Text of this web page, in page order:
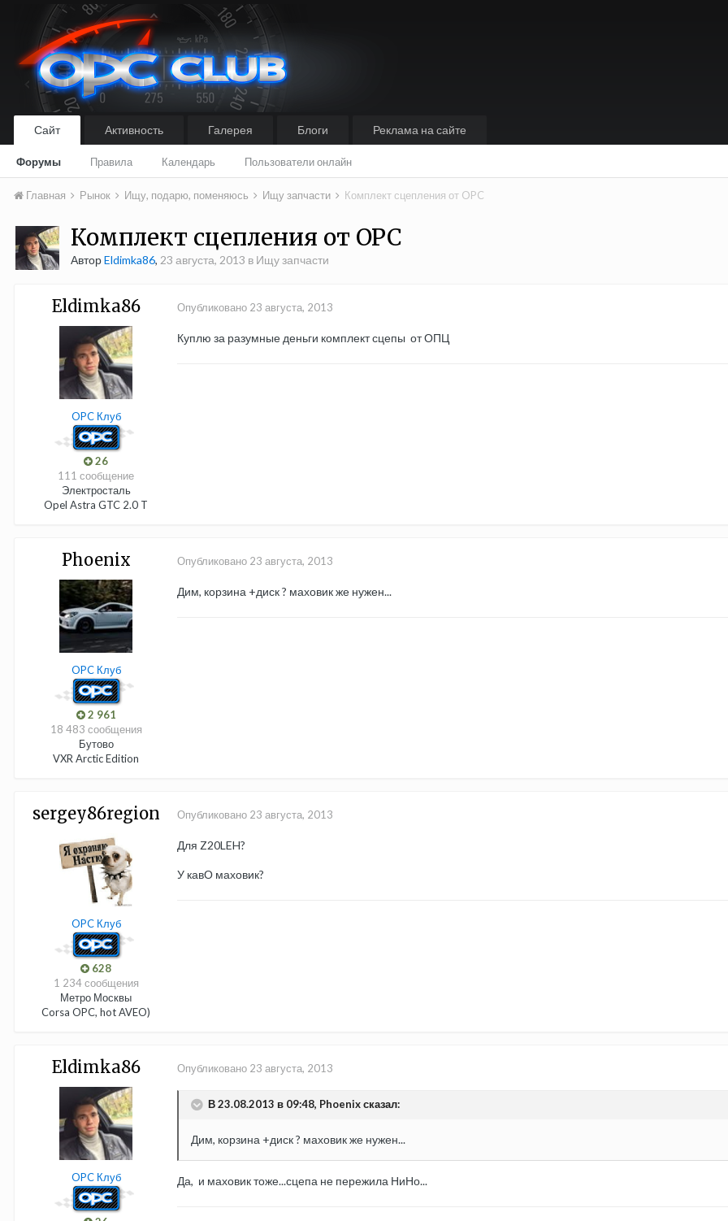
Сайт
Форумы Правила Календарь Пользователи онлайн
Активность Галерея Блоги Реклама на сайте
Главная Рынок Ищу, подарю, поменяюсь Ищу запчасти Комплект сцепления от OPC
Комплект сцепления от OPC
АвторEldimka86, 23 августа, 2013 в Ищу запчасти
Eldimka86
OPC Клуб
26
111 сообщение
Электросталь
Opel Astra GTC 2.0 T
Опубликовано 23 августа, 2013
Куплю за разумные деньги комплект сцепы от ОПЦ
Phoenix
OPC Клуб
2 961
18 483 сообщения
Бутово
VXR Arctic Edition
Опубликовано 23 августа, 2013
Дим, корзина +диск ? маховик же нужен...
sergey86region
OPC Клуб
628
1 234 сообщения
Метро Москвы
Corsa OPC, hot AVEO)
Опубликовано 23 августа, 2013
Для Z20LEH?
У кавО маховик?
Eldimka86
OPC Клуб
Опубликовано 23 августа, 2013
В 23.08.2013 в 09:48, Phoenix сказал:
Дим, корзина +диск ? маховик же нужен...
Да, и маховик тоже...сцепа не пережила НиНо...